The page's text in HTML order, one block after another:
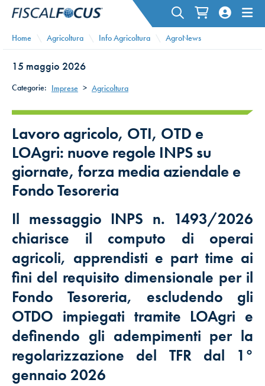
Home Agricoltura Info Agricoltura AgroNews
15 maggio 2026
Categorie: Imprese > Agricoltura
Lavoro agricolo, OTI, OTD e
LOAgri: nuove regole INPS su
giornate, forza media aziendale e
Fondo Tesoreria
Il messaggio INPS n. 1493/2026
chiarisce il computo di operai
agricoli, apprendisti e part time ai
fini del requisito dimensionale per il
Fondo Tesoreria, escludendo gli
OTDO impiegati tramite LOAgri e
definendo gli adempimenti per la
regolarizzazione del TFR dal 1°
gennaio 2026